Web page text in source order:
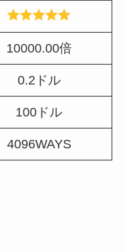
10000.00倍
0.2ドル
100ドル
4096WAYS